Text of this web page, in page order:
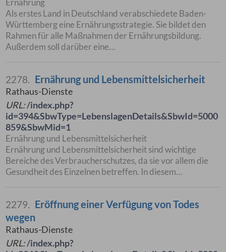
Ernährung
Als erstes Land in Deutschland verabschiedete Baden-
Württemberg eine Ernährungsstrategie. Sie bildet den
Rahmen für alle Maßnahmen der Ernährungsbildung.
Außerdem soll darüber eine…
2278. Ernährung und Lebensmittelsicherheit
Rathaus-Dienste
URL:/index.php?
id=394&SbwType=LebenslagenDetails&SbwId=5000
859&SbwMid=1
Ernährung und Lebensmittelsicherheit
Ernährung und Lebensmittelsicherheit sind wichtige
Bereiche des Verbraucherschutzes, da sie vor allem die
Gesundheit des Einzelnen betreffen. In diesem…
2279. Eröffnung einer Verfügung von Todes
wegen
Rathaus-Dienste
URL:/index.php?